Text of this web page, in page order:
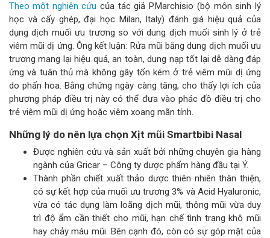
Theo một nghiên cứu của tác giả P.Marchisio (bộ môn sinh lý
học và cấy ghép, đại học Milan, Italy) đánh giá hiệu quả của
dụng dịch muối ưu trương so với dung dịch muối sinh lý ở trẻ
viêm mũi dị ứng. Ông kết luận: Rửa mũi bằng dung dịch muối ưu
trương mang lại hiệu quả, an toàn, dung nạp tốt lại dễ dàng đáp
ứng và tuân thủ mà không gây tốn kém ở trẻ viêm mũi dị ứng
do phấn hoa. Bằng chứng ngày càng tăng, cho thấy lợi ích của
phương pháp điều trị này có thể đưa vào phác đồ điều trị cho
trẻ viêm mũi dị ứng hoặc viêm xoang mãn tính.
Những lý do nên lựa chọn Xịt mũi Smartbibi Nasal
Được nghiên cứu và sản xuất bởi những chuyên gia hàng
ngành của Gricar – Công ty dược phẩm hàng đầu tại Ý.
Thành phần chiết xuất thảo dược thiên nhiên thân thiện,
có sự kết hợp của muối ưu trương 3% và Acid Hyaluronic,
vừa có tác dụng làm loãng dịch mũi, thông mũi vừa duy
trì độ ẩm cần thiết cho mũi, hạn chế tình trạng khô mũi
hay chảy máu mũi. Bên cạnh đó, còn có sự góp mặt của